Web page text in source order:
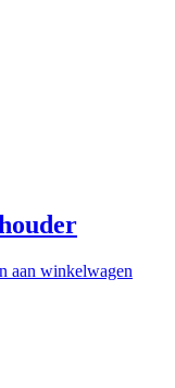
aan winkelwagen